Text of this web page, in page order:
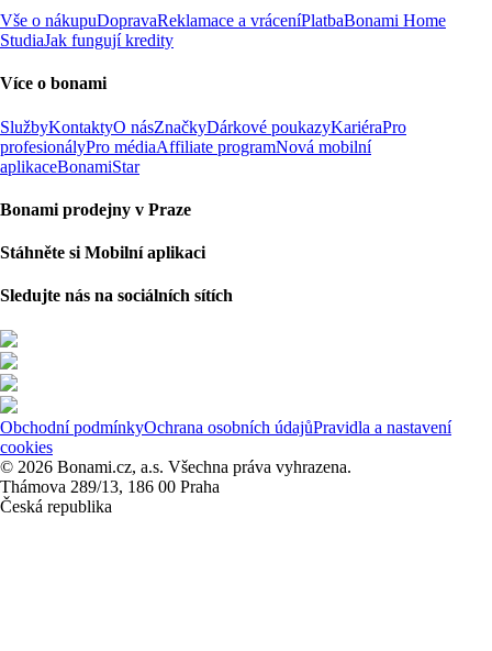
Vše o nákupuDopravaReklamace a vráceníPlatbaBonami Home
StudiaJak fungují kredity
Více o bonami
SlužbyKontaktyO násZnačkyDárkové poukazyKariéraPro
profesionályPro médiaAffiliate programNová mobilní
aplikaceBonamiStar
Bonami prodejny v Praze
Stáhněte si Mobilní aplikaci
Sledujte nás na sociálních sítích
Obchodní podmínkyOchrana osobních údajůPravidla a nastavení
cookies
© 2026 Bonami.cz, a.s. Všechna práva vyhrazena.
Thámova 289/13, 186 00 Praha
Česká republika